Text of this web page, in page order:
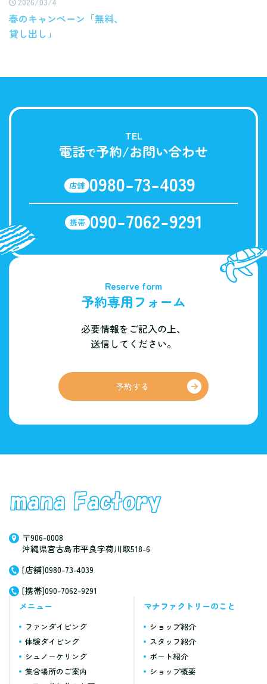
春のキャンペーン「無料、
貸し出し」
TEL
電話で予約/お問い合わせ
店舗 0980-73-4039
携帯 090-7062-9291
Reserve form
予約専用フォーム
必要情報をご記入の上、
送信してください。
予約する
〒906-0008
沖縄県宮古島市平良字荷川取518-6
[店舗]0980-73-4039
[携帯]090-7062-9291
メニュー
ファンダイビング
体験ダイビング
シュノーケリング
集合場所のご案内
マナファクトリーのこと
ショップ紹介
スタッフ紹介
ボート紹介
ショップ概要